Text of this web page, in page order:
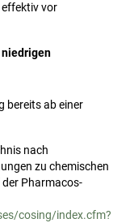
effektiv vor
niedrigen
bereits ab einer
nach
zu chemischen
Pharmacos-
cosing/index.cfm?